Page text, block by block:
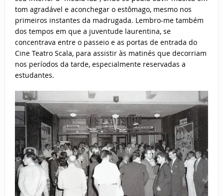
tom agradável e aconchegar o estômago, mesmo nos
primeiros instantes da madrugada. Lembro-me também
dos tempos em que a juventude laurentina, se
concentrava entre o passeio e as portas de entrada do
Cine Teatro Scala, para assistir às matinés que decorriam
nos períodos da tarde, especialmente reservadas a
estudantes.